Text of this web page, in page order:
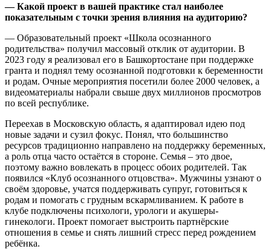
— Какой проект в вашей практике стал наиболее
показательным с точки зрения влияния на аудиторию?
— Образовательный проект «Школа осознанного
родительства» получил массовый отклик от аудитории. В
2023 году я реализовал его в Башкортостане при поддержке
гранта и поднял тему осознанной подготовки к беременности
и родам. Очные мероприятия посетили более 2000 человек, а
видеоматериалы набрали свыше двух миллионов просмотров
по всей республике.
Переехав в Московскую область, я адаптировал идею под
новые задачи и сузил фокус. Понял, что большинство
ресурсов традиционно направлено на поддержку беременных,
а роль отца часто остаётся в стороне. Семья – это двое,
поэтому важно вовлекать в процесс обоих родителей. Так
появился «Клуб осознанного отцовства». Мужчины узнают о
своём здоровье, учатся поддерживать супруг, готовиться к
родам и помогать с грудным вскармливанием. К работе в
клубе подключены психологи, урологи и акушеры-
гинекологи. Проект помогает выстроить партнёрские
отношения в семье и снять лишний стресс перед рождением
ребёнка.